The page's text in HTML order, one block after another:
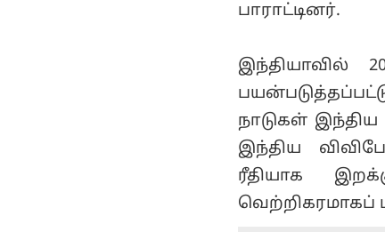
பாராட்டினர்.
இந்தியாவில்
நாடுகள்
இந்திய
ரீதியாக
வெற்றிகரமாகப்